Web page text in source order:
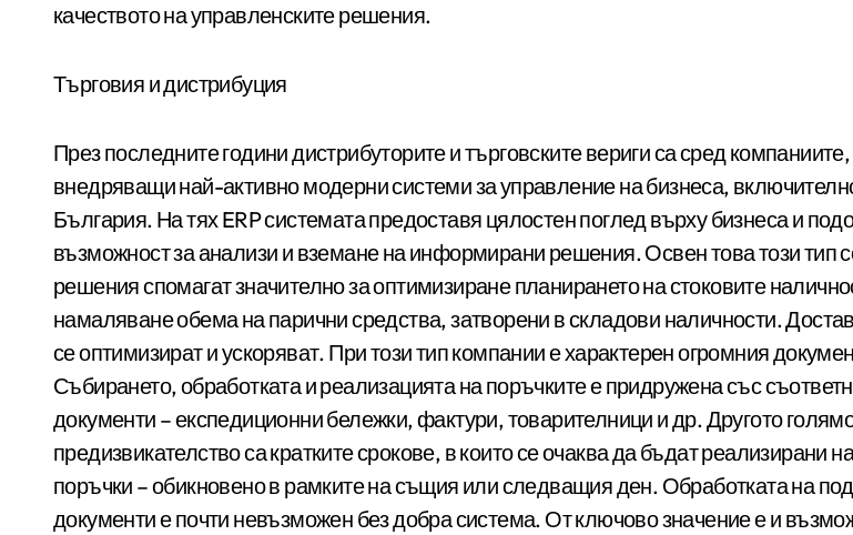
качеството на управленските решения.
Търговия и дистрибуция
През последните години дистрибуторите и търговските вериги са сред компаниите,
внедряващи най-активно модерни системи за управление на бизнеса,
България. На тях ERP системата предоставя цялостен поглед върху бизнеса и
възможност за анализи и вземане на информирани решения. Освен това този тип
решения спомагат значително за оптимизиране планирането на стоковите
намаляване обема на парични средства, затворени в складови наличности.
се оптимизират и ускоряват. При този тип компании е характерен огромния
Събирането, обработката и реализацията на поръчките е придружена със
документи – експедиционни бележки, фактури, товарителници и др. Другото
предизвикателство са кратките срокове, в които се очаква да бъдат реализирани
поръчки – обикновено в рамките на същия или следващия ден. Обработката на
документи е почти невъзможен без добра система. От ключово значение е и